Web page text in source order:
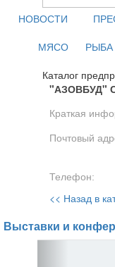
НОВОСТИ
МЯСО
РЫБА
Каталог
"АЗОВБУД"
Краткая
Почтовый
Телефон:
<< Назад в
Выставки и